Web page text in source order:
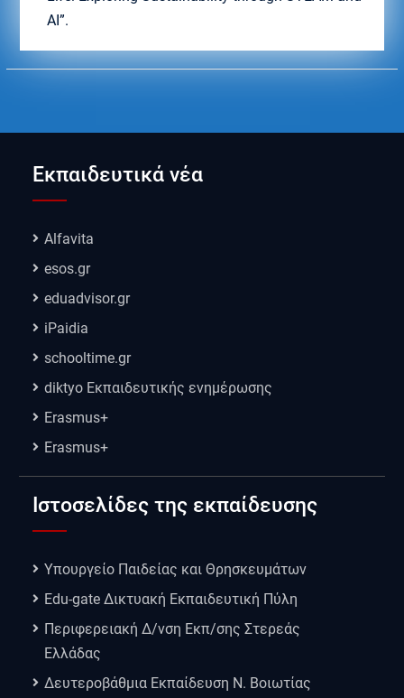
AI”.
Εκπαιδευτικά νέα
Alfavita
esos.gr
eduadvisor.gr
iPaidia
schooltime.gr
diktyo Εκπαιδευτικής ενημέρωσης
Erasmus+
Erasmus+
Ιστοσελίδες της εκπαίδευσης
Υπουργείο Παιδείας και Θρησκευμάτων
Edu-gate Δικτυακή Εκπαιδευτική Πύλη
Περιφερειακή Δ/νση Εκπ/σης Στερεάς
Ελλάδας
Δευτεροβάθμια Εκπαίδευση Ν. Βοιωτίας